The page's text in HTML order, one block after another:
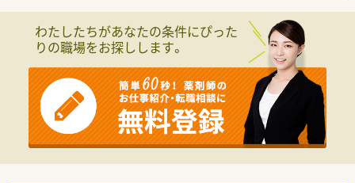
＜管理未経験の方も歓迎＞
■教育・サポート体制が整っていますので安心です。
■各種手当が充実しており経験により高年収が可能です。
＜こんな会社です＞
■佐賀県を中心に、福岡県、熊本県、長崎県、関東エリアに80店舗
以上展開している創業100年を超える老舗企業です。
■今後の業界の方向性を見据えた先進性のある企業です。「ダイ
わたしたちがあなたの条件にぴった
りの職場をお探しします。